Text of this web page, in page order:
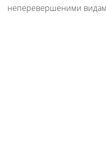
неперевершеними